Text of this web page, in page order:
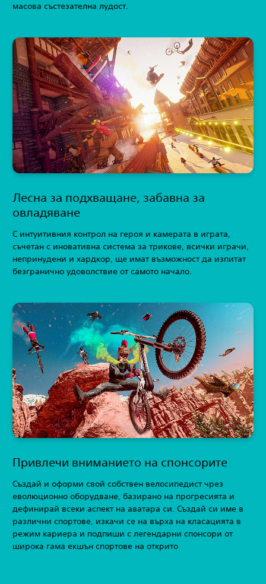
масова състезателна лудост.
Лесна за подхващане, забавна за
овладяване
С интуитивния контрол на героя и камерата в играта,
съчетан с иновативна система за трикове, всички играчи,
непринудени и хардкор, ще имат възможност да изпитат
безгранично удоволствие от самото начало.
Привлечи вниманието на спонсорите
Създай и оформи свой собствен велосипедист чрез
еволюционно оборудване, базирано на прогресията и
дефинирай всеки аспект на аватара си. Създай си име в
различни спортове, изкачи се на върха на класацията в
режим кариера и подпиши с легендарни спонсори от
широка гама екшън спортове на открито